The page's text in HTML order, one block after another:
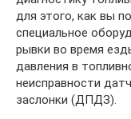
для этого, как вы
специальное
рывки во время
давления в
неисправности
заслонки (ДПДЗ).